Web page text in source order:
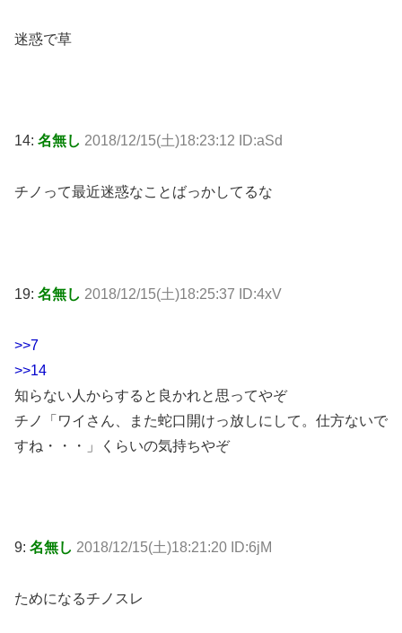
迷惑で草
14: 名無し 2018/12/15(土)18:23:12 ID:aSd
チノって最近迷惑なことばっかしてるな
19: 名無し 2018/12/15(土)18:25:37 ID:4xV
>>7
>>14
知らない人からすると良かれと思ってやぞ
チノ「ワイさん、また蛇口開けっ放しにして。仕方ないで
すね・・・」くらいの気持ちやぞ
9: 名無し 2018/12/15(土)18:21:20 ID:6jM
ためになるチノスレ